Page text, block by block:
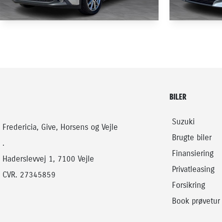
2021
BENZIN
Fredericia, Give, Horsens og Vejle
.
Haderslevvej 1, 7100 Vejle
CVR. 27345859
BILER
Suzuki
Brugte biler
Finansiering
Privatleasing
Forsikring
Book prøvetur